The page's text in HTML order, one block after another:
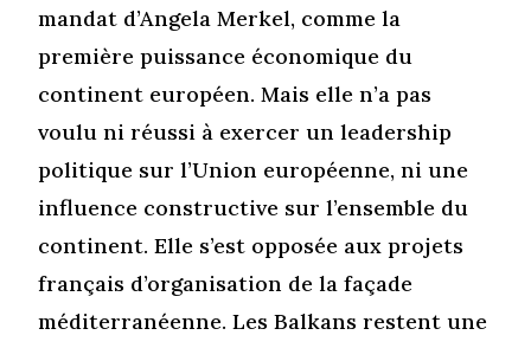
mandat d’Angela Merkel, comme la
première puissance économique du
continent européen. Mais elle n’a pas
voulu ni réussi à exercer un leadership
politique sur l’Union européenne, ni une
influence constructive sur l’ensemble du
continent. Elle s’est opposée aux projets
français d’organisation de la façade
méditerranéenne. Les Balkans restent une